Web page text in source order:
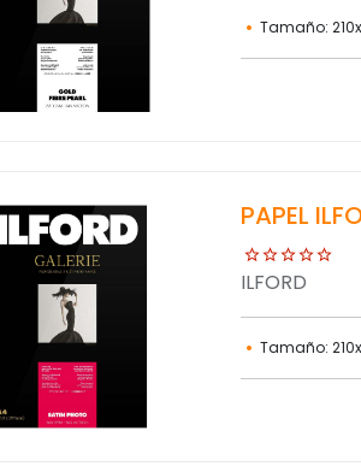
Tamaño:
PAPEL
ILFORD
Tamaño: